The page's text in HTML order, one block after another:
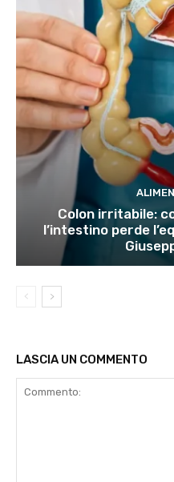
Colon irritabile:
l’intestino perde
LASCIA UN COMMENTO